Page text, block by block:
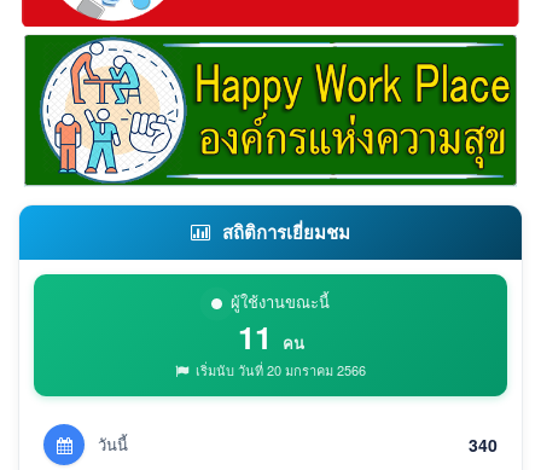
สถิติการเยี่ยมชม
ผู้ใช้งานขณะนี้
11 คน
เริ่มนับ วันที่ 20 มกราคม 2566
วันนี้ 340